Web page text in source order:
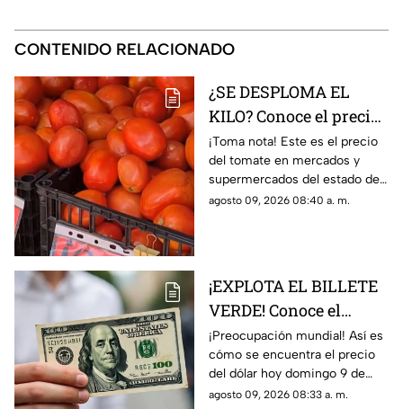
CONTENIDO RELACIONADO
¿SE DESPLOMA EL
KILO? Conoce el precio
del tomate hoy 9 de
agosto 2026 en
Veracruz
¡Toma nota! Este es el precio
del tomate en mercados y
supermercados del estado de
Veracruz hoy domingo 9 de
agosto 09, 2026 08:40 a. m.
¡EXPLOTA EL BILLETE
VERDE! Conoce el
precio del dólar hoy 9
de agosto 2026 en
Veracruz
¡Preocupación mundial! Así es
cómo se encuentra el precio
del dólar hoy domingo 9 de
agosto 2026 en bancos de
agosto 09, 2026 08:33 a. m.